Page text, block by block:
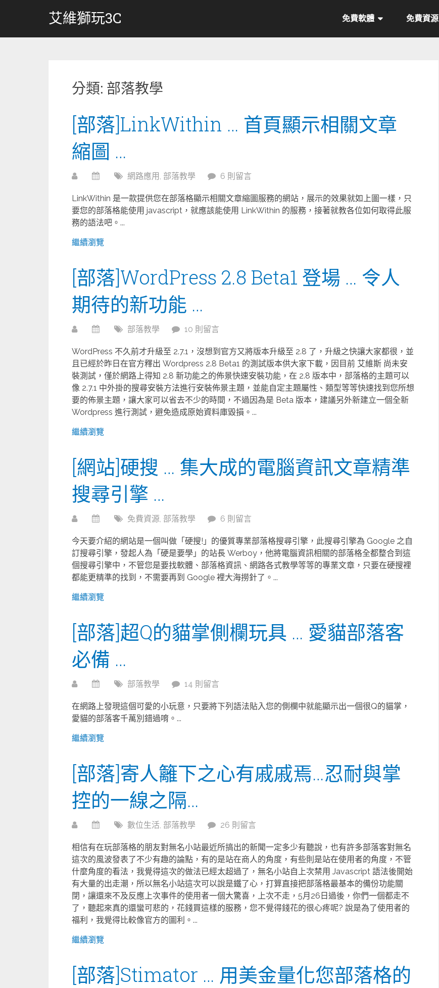
艾維獅玩3C 免費軟體 免費資源
分類: 部落教學
[部落]LinkWithin … 首頁顯示相關文章
縮圖 …
網路應用 , 部落教學 6 則留言
LinkWithin 是一款提供您在部落格顯示相關文章縮圖服務的網站，展示的效果就如上圖一樣，只
要您的部落格能使用 javascript，就應該能使用 LinkWithin 的服務，接著就教各位如何取得此服
務的語法吧。...
繼續瀏覽
[部落]WordPress 2.8 Beta1 登場 … 令人
期待的新功能 …
部落教學 10 則留言
WordPress 不久前才升級至 2.7.1，沒想到官方又將版本升級至 2.8 了，升級之快讓大家都很，並
且已經於昨日在官方釋出 Wordpress 2.8 Beta1 的測試版本供大家下載，因目前 艾維斯 尚未安
裝測試，僅於網路上得知 2.8 新功能之的佈景快速安裝功能，在 2.8 版本中，部落格的主題可以
像 2.7.1 中外掛的搜尋安裝方法進行安裝佈景主題，並能自定主題屬性、類型等等快速找到您所想
要的佈景主題，讓大家可以省去不少的時間，不過因為是 Beta 版本，建議另外新建立一個全新
Wordpress 進行測試，避免造成原始資料庫毀損。...
繼續瀏覽
[網站]硬搜 … 集大成的電腦資訊文章精準
搜尋引擎 …
免費資源, 部落教學 6 則留言
今天要介紹的網站是一個叫做「硬搜!」的優質專業部落格搜尋引擎，此搜尋引擎為 Google 之自
訂搜尋引擎，發起人為「硬是要學」的站長 Werboy，他將電腦資訊相關的部落格全都整合到這
個搜尋引擎中，不管您是要找軟體、部落格資訊、網路各式教學等等的專業文章，只要在硬搜裡
都能更精準的找到，不需要再到 Google 裡大海撈針了。...
繼續瀏覽
[部落]超Q的貓掌側欄玩具 … 愛貓部落客
必備 …
部落教學 14 則留言
在網路上發現這個可愛的小玩意，只要將下列語法貼入您的側欄中就能顯示出一個很Q的貓掌，
愛貓的部落客千萬別錯過唷。...
繼續瀏覽
[部落]寄人籬下之心有戚戚焉…忍耐與掌
控的一線之隔…
數位生活, 部落教學 26 則留言
相信有在玩部落格的朋友對無名小站最近所搞出的新聞一定多少有聽說，也有許多部落客對無名
這次的風波發表了不少有趣的論點，有的是站在商人的角度，有些則是站在使用者的角度，不管
什麼角度的看法，我覺得這次的做法已經太超過了，無名小站自上次禁用 Javascript 語法後開始
有大量的出走潮，所以無名小站這次可以說是鐵了心，打算直接把部落格最基本的備份功能關
閉，讓還來不及反應上次事件的使用者一個大驚喜，上次不走，5月26日過後，你們一個都走不
了，聽起來真的還蠻可悲的，花錢買這樣的服務，您不覺得錢花的很心疼呢? 說是為了使用者的
福利，我覺得比較像官方的圖利。...
繼續瀏覽
[部落]Stimator … 用美金量化您部落格的